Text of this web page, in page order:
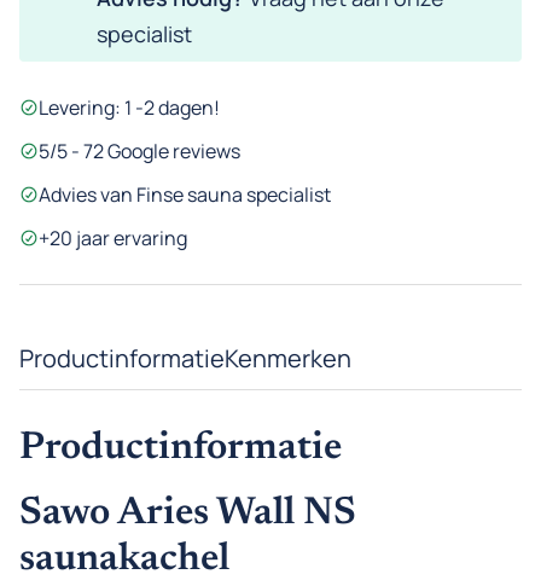
230V
saunakachel
–
aantal
specialist
Levering: 1 -2 dagen!
5/5 - 72 Google reviews
Advies van Finse sauna specialist
+20 jaar ervaring
ProductinformatieKenmerken
Productinformatie
Sawo Aries Wall NS
saunakachel